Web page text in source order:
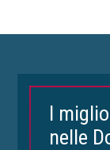
I
nelle